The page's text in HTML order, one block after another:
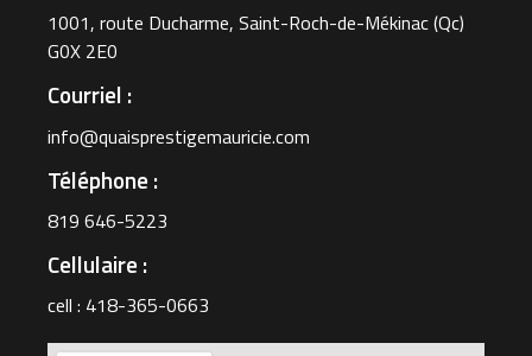
1001, route Ducharme, Saint-Roch-de-Mékinac (Qc)
G0X 2E0
Courriel :
info@quaisprestigemauricie.com
Téléphone :
819 646-5223
Cellulaire :
cell : 418-365-0663